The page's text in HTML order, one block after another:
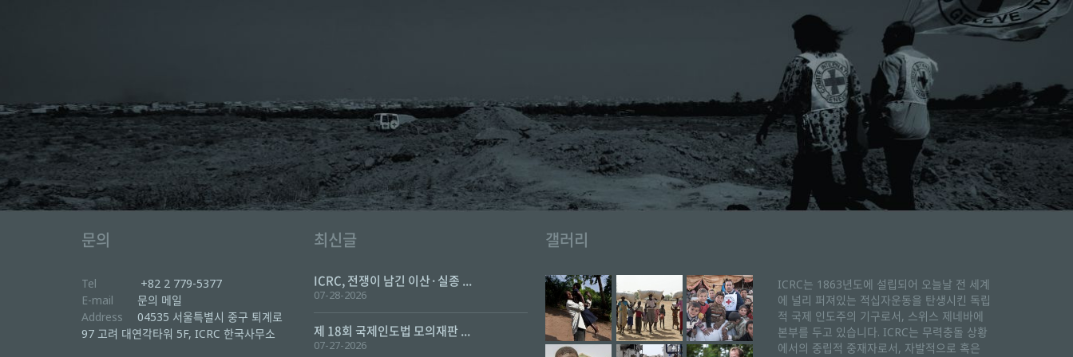
문의
Tel
+82 2 779-5377
E-mail
문의 메일
Address
04535 서울특별시 중구 퇴계로
97 고려 대연각타워 5F, ICRC 한국사무소
최신글
ICRC, 전쟁이 남긴 이산·실종 ...
07-28-2026
제 18회 국제인도법 모의재판 ...
07-27-2026
갤러리
ICRC는 1863년도에 설립되어 오늘날 전 세계
에 널리 퍼져있는 적십자운동을 탄생시킨 독립
적 국제 인도주의 기구로서, 스위스 제네바에
본부를 두고 있습니다. ICRC는 무력충돌 상황
에서의 중립적 중재자로서, 자발적으로 혹은